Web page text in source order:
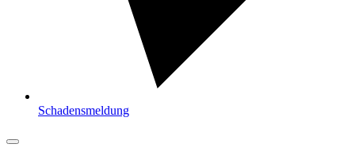
Schadensmeldung